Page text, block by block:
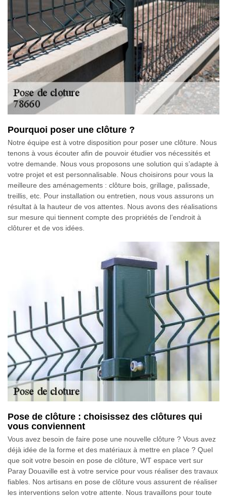
Pourquoi poser une clôture ?
Notre équipe est à votre disposition pour poser une clôture. Nous
tenons à vous écouter afin de pouvoir étudier vos nécessités et
votre demande. Nous vous proposons une solution qui s’adapte à
votre projet et est personnalisable. Nous choisirons pour vous la
meilleure des aménagements : clôture bois, grillage, palissade,
treillis, etc. Pour installation ou entretien, nous vous assurons un
résultat à la hauteur de vos attentes. Nous avons des réalisations
sur mesure qui tiennent compte des propriétés de l’endroit à
clôturer et de vos idées.
Pose de clôture : choisissez des clôtures qui
vous conviennent
Vous avez besoin de faire pose une nouvelle clôture ? Vous avez
déjà idée de la forme et des matériaux à mettre en place ? Quel
que soit votre besoin en pose de clôture, WT espace vert sur
Paray Douaville est à votre service pour vous réaliser des travaux
fiables. Nos artisans en pose de clôture vous assurent de réaliser
les interventions selon votre attente. Nous travaillons pour toute